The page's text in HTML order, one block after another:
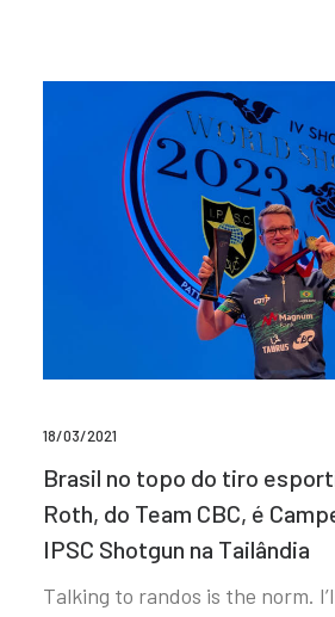
18/03/2021
Brasil no topo do tiro
Roth, do Team CBC, é
IPSC Shotgun na Tailândia
Talking to randos is the norm.